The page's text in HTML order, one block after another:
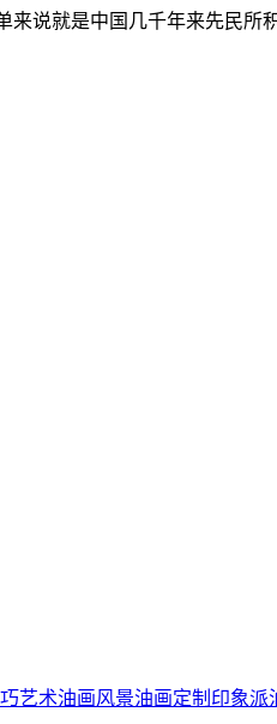
说就是中国几千年来先民所
艺术油画风景油画定制 印象派